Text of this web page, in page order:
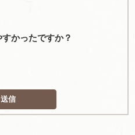
かったですか？
送信